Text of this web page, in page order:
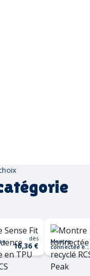
dès
16,36 € Montre
connectée en
TPU recyclé
RCS Swiss
Peak